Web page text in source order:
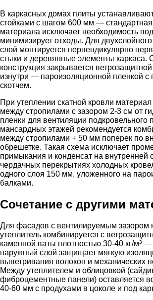
В каркасных домах плиты
стойками с шагом 600 мм —
материала исключает необходимость
минимизирует отходы. Для
слой монтируется перпендикулярно
стыки и деревянные элементы каркаса.
конструкция закрывается
изнутри — пароизоляционной пленкой с
скотчем.
При утеплении скатной кровли
между стропилами с зазором 2-3 см от
пленки для вентиляции подкровельного
мансардных этажей рекомендуется
между стропилами + 50 мм поперек по
обрешетке. Такая схема исключает
примыкания и конденсат на внутренней
чердачных перекрытиях холодных
одного слоя 150 мм, уложенного на
балками.
Сочетание с другими
Для фасадов с вентилируемым зазором
утеплитель комбинируется с
каменной ваты плотностью 30-40 кг/м³ —
наружный слой защищает мягкую
выветривания волокон и механических
Между утеплителем и облицовкой
фиброцементные панели) оставляется
40-60 мм с продухами в цоколе и под